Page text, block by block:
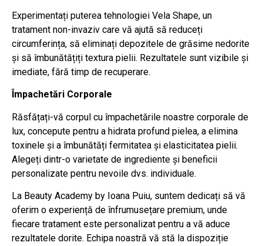
Experimentați puterea tehnologiei Vela Shape, un
tratament non-invaziv care vă ajută să reduceți
circumferința, să eliminați depozitele de grăsime nedorite
și să îmbunătățiți textura pielii. Rezultatele sunt vizibile și
imediate, fără timp de recuperare.
Împachetări Corporale
Răsfățați-vă corpul cu împachetările noastre corporale de
lux, concepute pentru a hidrata profund pielea, a elimina
toxinele și a îmbunătăți fermitatea și elasticitatea pielii.
Alegeți dintr-o varietate de ingrediente și beneficii
personalizate pentru nevoile dvs. individuale.
La Beauty Academy by Ioana Puiu, suntem dedicați să vă
oferim o experiență de înfrumusețare premium, unde
fiecare tratament este personalizat pentru a vă aduce
rezultatele dorite. Echipa noastră vă stă la dispoziție